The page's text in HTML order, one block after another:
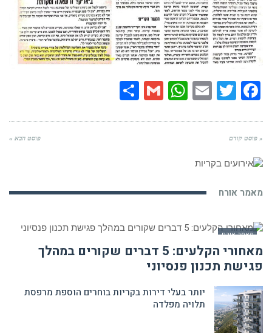
Facebook
Twitter
Email
WhatsApp
Gmail
« פוסט קודם פוסט הבא »
מאמר אורח
מאמר אורח
מאחורי הקלעים: 5 דברים שקורים במהלך
פגישת תכנון פנסיוני
יותר בעלי דירות בקריות בוחרים הוספת מרפסת
תלויה מפלדה